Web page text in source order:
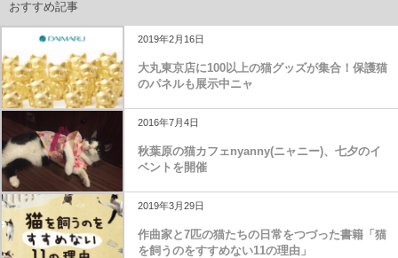
おすすめ記事
2019年2月16日
大丸東京店に100以上の猫グッズが集合！保護猫
のパネルも展示中ニャ
2016年7月4日
秋葉原の猫カフェnyanny(ニャニー)、七夕のイ
ベントを開催
2019年3月29日
作曲家と7匹の猫たちの日常をつづった書籍「猫
を飼うのをすすめない11の理由」